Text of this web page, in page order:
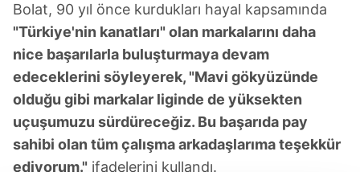
Bolat, 90 yıl önce kurdukları hayal kapsamında
"Türkiye'nin kanatları" olan markalarını daha
nice başarılarla buluşturmaya devam
edeceklerini söyleyerek, "Mavi gökyüzünde
olduğu gibi markalar liginde de yüksekten
uçuşumuzu sürdüreceğiz. Bu başarıda pay
sahibi olan tüm çalışma arkadaşlarıma teşekkür
ediyorum." ifadelerini kullandı.